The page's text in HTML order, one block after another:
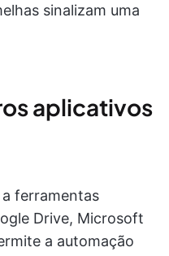
sinalizam uma
aplicativos
ferramentas
Drive, Microsoft
a automação